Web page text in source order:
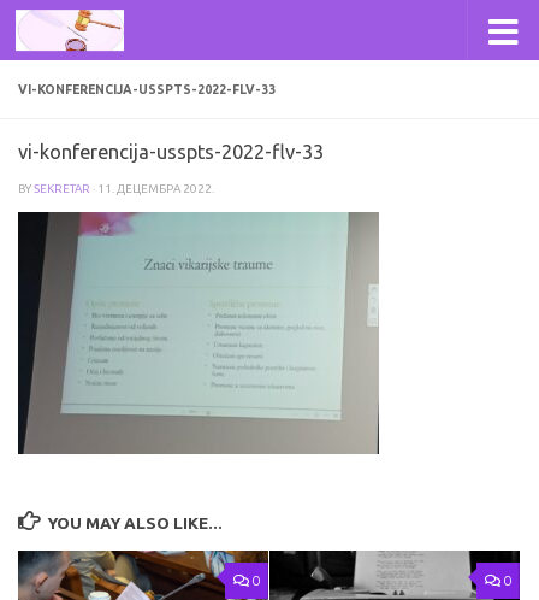
Skip to content
VI-KONFERENCIJA-USSPTS-2022-FLV-33
vi-konferencija-usspts-2022-flv-33
BYSEKRETAR · 11. ДЕЦЕМБРА 2022.
YOU MAY ALSO LIKE...
0 0